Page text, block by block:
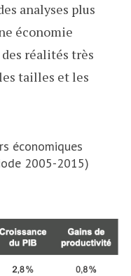
analyses plus
économie
réalités très
tailles et les
économiques
2005-2015)